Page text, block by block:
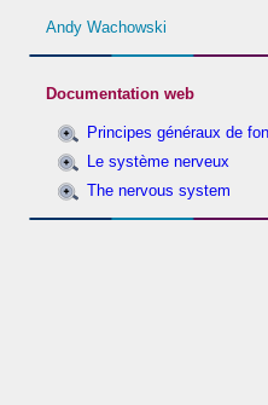
Andy Wachowski
Documentation web
Principes généraux de
Le système nerveux
The nervous system